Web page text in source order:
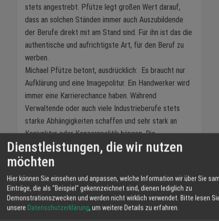
stets angestrebt. Pfütze legt großen Wert darauf,
dass an solchen Ständen immer auch Auszubildende
der Berufe direkt mit am Stand sind. Für ihn ist das die
authentische und aufrichtigste Art, für den Beruf zu
werben.
Michael Pfütze betont, ausdrücklich: Es braucht nur
Aufklärung und eine Imagepolitur. Ein Handwerker wird
immer eine Karrierechance haben. Während
Verwaltende oder auch viele Industrieberufe stets
starke Abhängigkeiten schaffen und sehr stark an
Konjunktur oder Konzernpolitik hängen. Die
allermeisten Handwerksbetrieb sind in Ihrer Gesinnung
familiär und die Mitarbeiter haben einen Wert, der weit
Hey, Du – kluges Köpfchen!
Bock zu checken, was es mit dem Ausbildungsberuf in
Sanitär-, Heizungs- und Klimatechnik auf sich hat? Dann
Dienstleistungen, die wir nutzen
möchten
Hier können Sie einsehen und anpassen, welche Information wir über Sie
Einträge, die als "Beispiel" gekennzeichnet sind, dienen lediglich zu
Demonstrationszwecken und werden nicht wirklich verwendet. Bitte lesen
unsere Datenschutzerklärung, um weitere Details zu erfahren.